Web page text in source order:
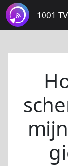
1001